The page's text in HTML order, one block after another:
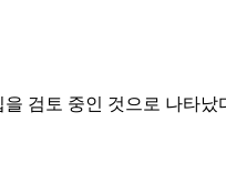
검토 중인 것으로 나타났